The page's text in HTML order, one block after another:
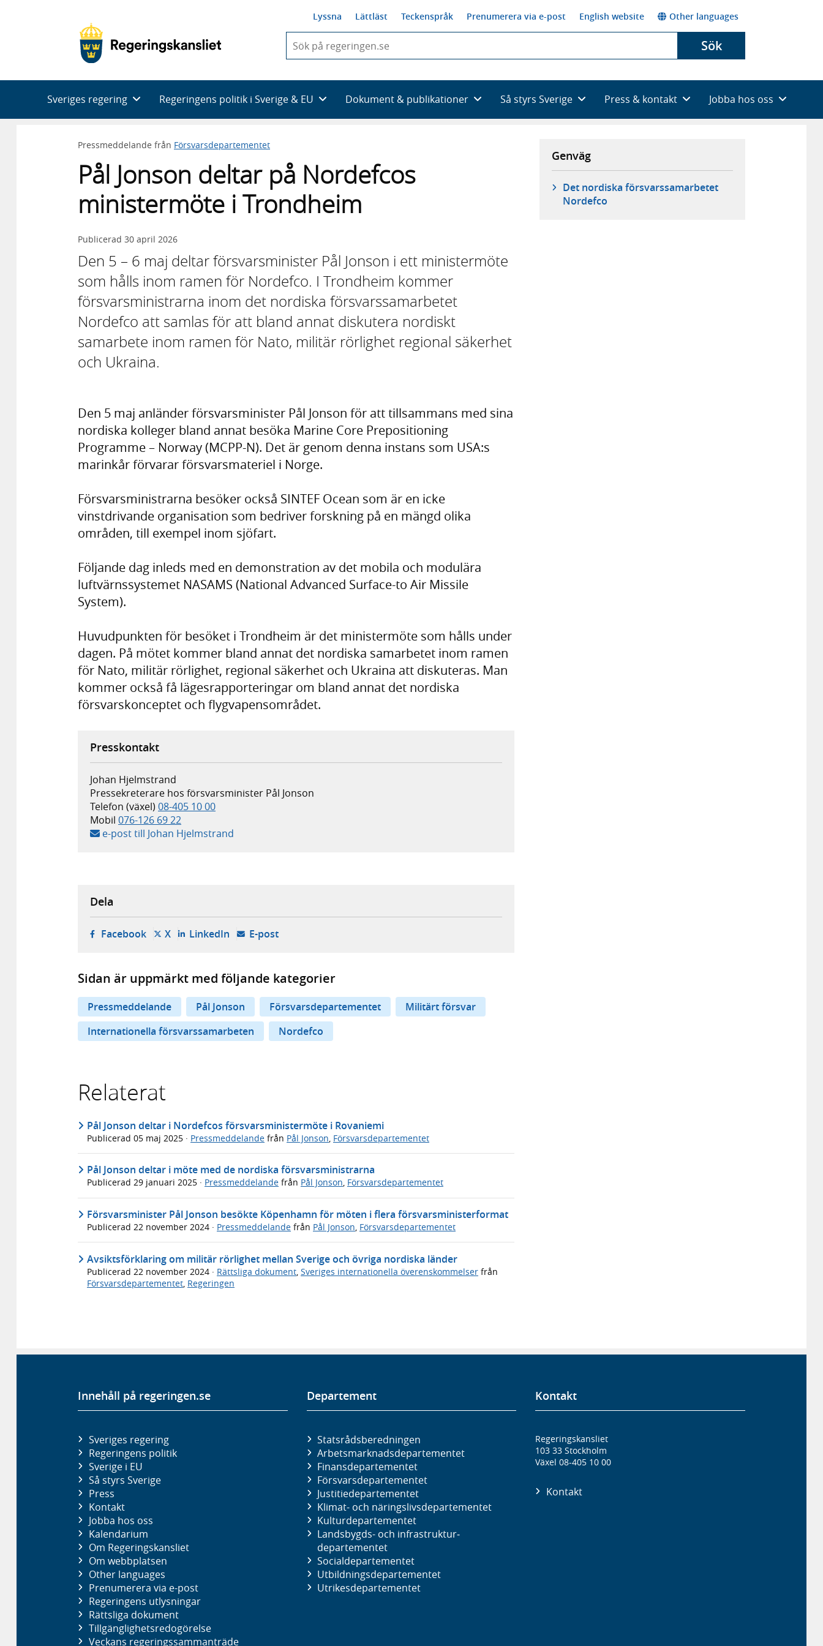
Lyssna Lättläst Teckenspråk Prenumerera via e-post English website Other languages
du
skriva
framträder
en
sökförslag
Sök
Sveriges regering Regeringens politik i Sverige & EU Dokument & publikationer Så styrs Sverige Press & kontakt Jobba hos oss
Pressmeddelande från Försvarsdepartementet
Pål Jonson deltar på Nordefcos
ministermöte i Trondheim
Publicerad 30 april 2026
Den 5 – 6 maj deltar försvarsminister Pål Jonson i ett ministermöte
som hålls inom ramen för Nordefco. I Trondheim kommer
försvarsministrarna inom det nordiska försvarssamarbetet
Nordefco att samlas för att bland annat diskutera nordiskt
samarbete inom ramen för Nato, militär rörlighet regional säkerhet
och Ukraina.
Den 5 maj anländer försvarsminister Pål Jonson för att tillsammans med sina
nordiska kolleger bland annat besöka Marine Core Prepositioning
Programme – Norway (MCPP-N). Det är genom denna instans som USA:s
marinkår förvarar försvarsmateriel i Norge.
Försvarsministrarna besöker också SINTEF Ocean som är en icke
vinstdrivande organisation som bedriver forskning på en mängd olika
områden, till exempel inom sjöfart.
Följande dag inleds med en demonstration av det mobila och modulära
luftvärnssystemet NASAMS (National Advanced Surface-to Air Missile
System).
Huvudpunkten för besöket i Trondheim är det ministermöte som hålls under
dagen. På mötet kommer bland annat det nordiska samarbetet inom ramen
för Nato, militär rörlighet, regional säkerhet och Ukraina att diskuteras. Man
kommer också få lägesrapporteringar om bland annat det nordiska
försvarskonceptet och flygvapensområdet.
Presskontakt
Johan Hjelmstrand
Pressekreterare hos försvarsminister Pål Jonson
Telefon (växel) 08-405 10 00
Mobil 076-126 69 22
e-post till Johan Hjelmstrand
Genväg
Det nordiska försvarssamarbetet
Nordefco
Dela
Facebook- öppnas i ny flik, extern webbplats,
X- öppnas i ny flik, extern webbplats,
LinkedIn- öppnas i ny flik, extern webbplats,
E-post- öppnar din e-postklient,
Sidan är uppmärkt med följande kategorier
Pressmeddelande Pål Jonson Försvarsdepartementet
Militärt försvar
Internationella försvarssamarbeten
Nordefco
Relaterat
Pål Jonson deltar i Nordefcos försvarsministermöte i Rovaniemi
Publicerad 05 maj 2025 · Pressmeddelande från Pål Jonson Försvarsdepartementet
Pål Jonson deltar i möte med de nordiska försvarsministrarna
Publicerad 29 januari 2025 · Pressmeddelande från Pål Jonson, Försvarsdepartementet
Försvarsminister Pål Jonson besökte Köpenhamn för möten i flera försvarsministerformat
Publicerad 22 november 2024 · Pressmeddelande från Pål Jonson, Försvarsdepartementet
Avsiktsförklaring om militär rörlighet mellan Sverige och övriga nordiska länder
Publicerad 22 november 2024 · Rättsliga dokument Sveriges internationella överenskommelser från
Försvarsdepartementet Regeringen
Innehåll på regeringen.se
Sveriges regering
Regeringens politik
Sverige i EU
Så styrs Sverige
Press
Kontakt
Jobba hos oss
Kalendarium
Om Regeringskansliet
Om webbplatsen
Other languages
Prenumerera via e-post
Regeringens utlysningar
Rättsliga dokument
Tillgänglighetsredogörelse
Veckans regeringssammanträde
Departement
Statsrådsberedningen
Arbetsmarknads­departementet
Finans­departementet
Försvars­departementet
Justitie­departementet
Klimat- och näringslivs­departementet
Kultur­departementet
Landsbygds- och infrastruktur­
departementet
Social­departementet
Utbildnings­departementet
Utrikes­departementet
Kontakt
Regeringskansliet
103 33 Stockholm
Växel 08-405 10 00
Kontakt